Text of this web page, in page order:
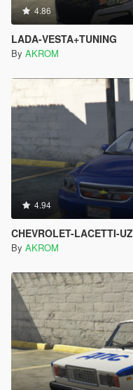
4.86
LADA-VESTA+TUNING
By AKROM
4.94
CHEVROLET-LACETTI-UZ
By AKROM